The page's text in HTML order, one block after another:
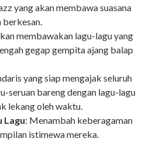
yang akan membawa suasana
membawakan lagu-lagu yang
gegap gempita ajang balap
yang siap mengajak seluruh
seruan bareng dengan lagu-lagu
lekang oleh waktu.
Lagu: Menambah keberagaman
istimewa mereka.